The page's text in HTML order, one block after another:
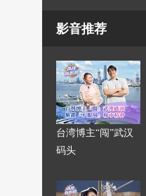
影音推荐
台湾博主“闯”武汉
码头